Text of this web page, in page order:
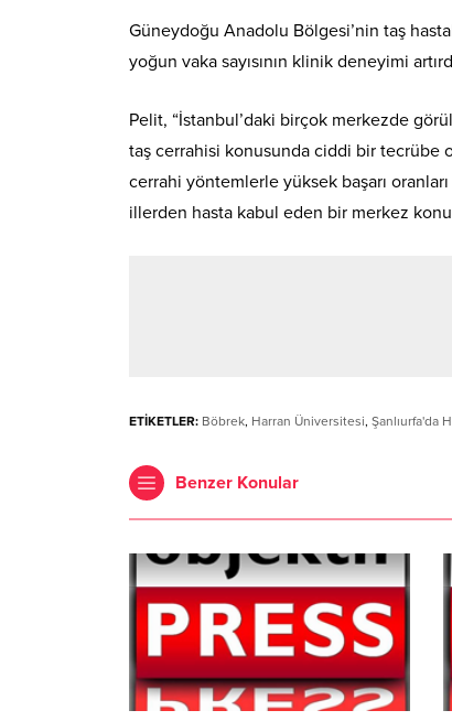
Güneydoğu Anadolu Bölgesi’nin taş
yoğun vaka sayısının klinik deneyimi
Pelit, “İstanbul’daki birçok merkezde
taş cerrahisi konusunda ciddi bir tecrübe
cerrahi yöntemlerle yüksek başarı
illerden hasta kabul eden bir merkez
ETİKETLER: Böbrek, Harran Üniversitesi, Şanlıurfa'da
Benzer Konular